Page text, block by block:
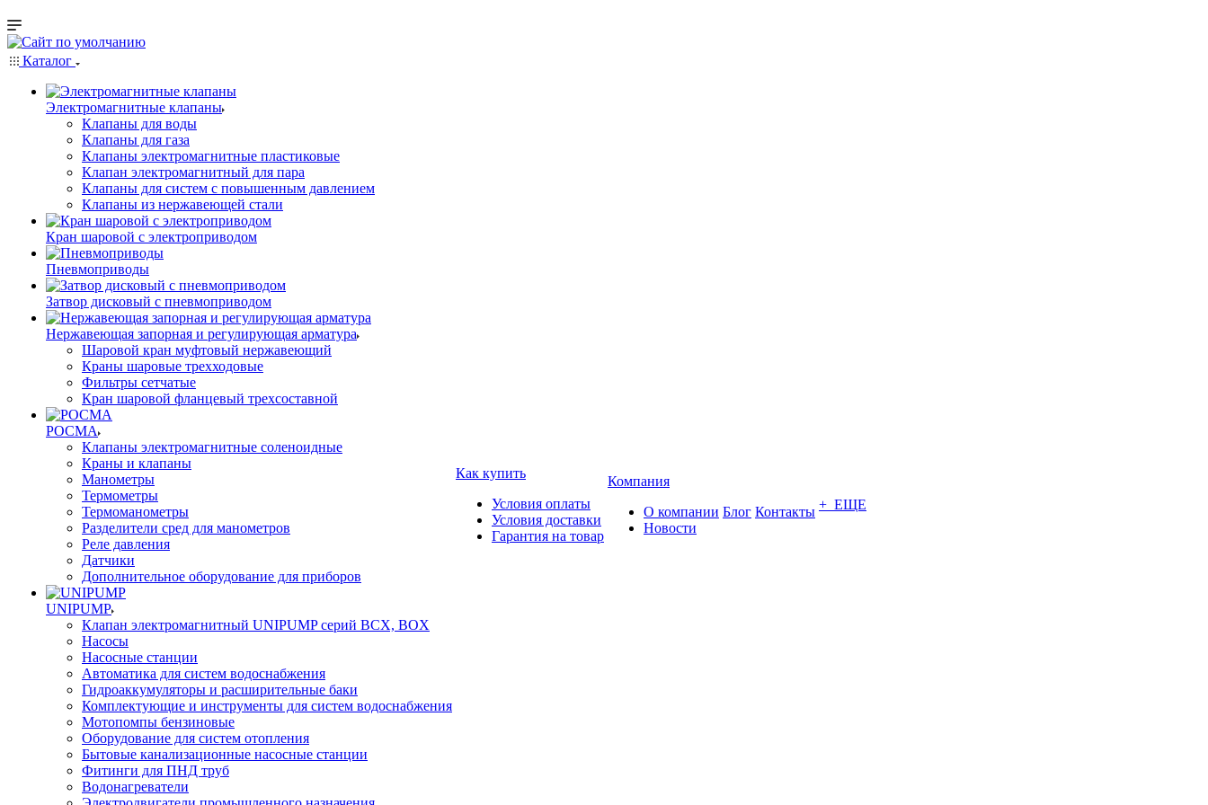
Каталог
Электромагнитные клапаны
Клапаны для воды
Клапаны для газа
Клапаны электромагнитные пластиковые
Клапан электромагнитный для пара
Клапаны для систем с повышенным давлением
Клапаны из нержавеющей стали
Кран шаровой с электроприводом
Пневмоприводы
Затвор дисковый с пневмоприводом
Нержавеющая запорная и регулирующая арматура
Шаровой кран муфтовый нержавеющий
Краны шаровые трехходовые
Фильтры сетчатые
Кран шаровой фланцевый трехсоставной
РОСМА
Клапаны электромагнитные соленоидные
Краны и клапаны
Манометры
Термометры
Термоманометры
Разделители сред для манометров
Реле давления
Датчики
Дополнительное оборудование для приборов
UNIPUMP
Клапан электромагнитный UNIPUMP серий BCX, BOX
Насосы
Насосные станции
Автоматика для систем водоснабжения
Гидроаккумуляторы и расширительные баки
Комплектующие и инструменты для систем водоснабжения
Мотопомпы бензиновые
Оборудование для систем отопления
Бытовые канализационные насосные станции
Фитинги для ПНД труб
Водонагреватели
Как купить
Условия оплаты
Условия доставки
Гарантия на товар
Компания
О компании
Новости
Блог Контакты + ЕЩЕ